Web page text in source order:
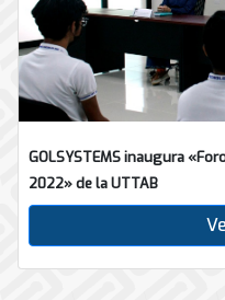
GOLSYSTEMS inaugura
2022» de la UTTAB